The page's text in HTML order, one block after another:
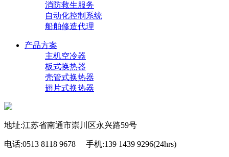
消防救生服务
自动化控制系统
船舶修造代理
产品方案
主机空冷器
板式换热器
壳管式换热器
翅片式换热器
地址:江苏省南通市崇川区永兴路59号
电话:0513 8118 9678 手机:139 1439 9296(24hrs)